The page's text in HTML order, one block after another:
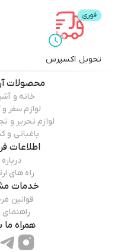
تحویل اکسپرس
محصولات
خانه و
لوازم سفر
لوازم تحریر و
باغبانی و
اطلاعات
راه های
خدمات
قوانین
راهنمای
همراه ما